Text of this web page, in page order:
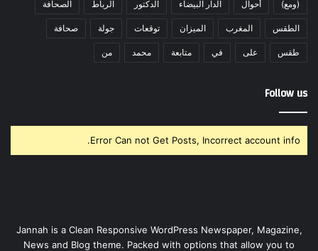
(ومع) أحوال الدار البيضاء الدكتور الرباط الصحافة
الطقس المغرب الميزان توقعات جولة صحافة
طقس على في متابعة محمد من
Follow us
Error Can not Get Posts, Incorrect account info.
Jannah is a Clean Responsive WordPress Newspaper, Magazine,
News and Blog theme. Packed with options that allow you to